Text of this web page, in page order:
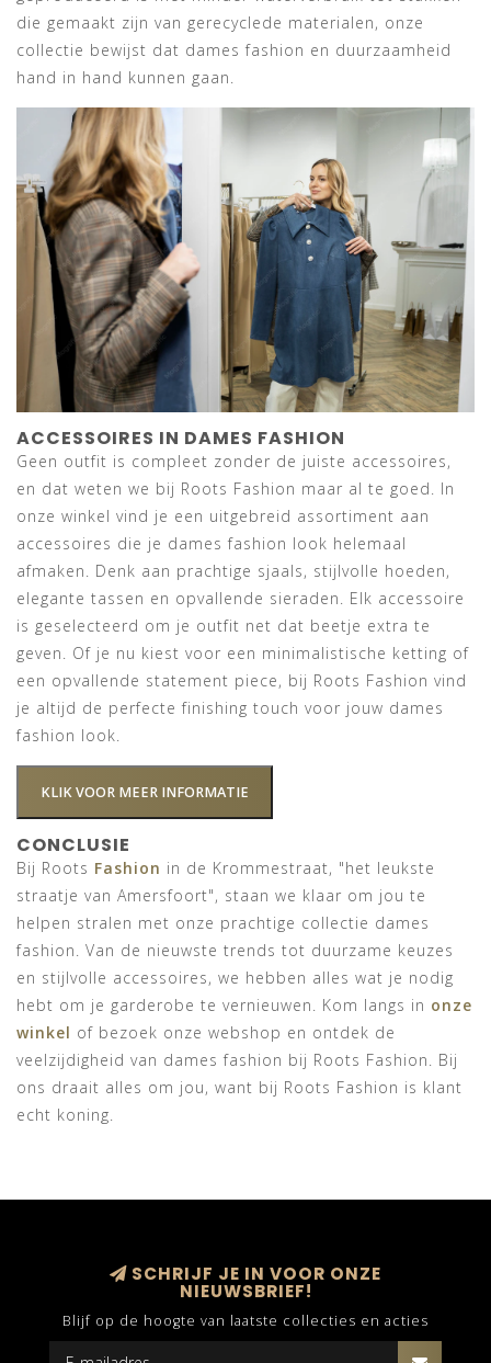
die gemaakt zijn van gerecyclede materialen, onze
collectie bewijst dat dames fashion en duurzaamheid
hand in hand kunnen gaan.
ACCESSOIRES IN DAMES FASHION
Geen outfit is compleet zonder de juiste accessoires,
en dat weten we bij Roots Fashion maar al te goed. In
onze winkel vind je een uitgebreid assortiment aan
accessoires die je dames fashion look helemaal
afmaken. Denk aan prachtige sjaals, stijlvolle hoeden,
elegante tassen en opvallende sieraden. Elk accessoire
is geselecteerd om je outfit net dat beetje extra te
geven. Of je nu kiest voor een minimalistische ketting of
een opvallende statement piece, bij Roots Fashion vind
je altijd de perfecte finishing touch voor jouw dames
fashion look.
KLIK VOOR MEER INFORMATIE
CONCLUSIE
Bij Roots Fashion in de Krommestraat, "het leukste
straatje van Amersfoort", staan we klaar om jou te
helpen stralen met onze prachtige collectie dames
fashion. Van de nieuwste trends tot duurzame keuzes
en stijlvolle accessoires, we hebben alles wat je nodig
hebt om je garderobe te vernieuwen. Kom langs in onze
winkel of bezoek onze webshop en ontdek de
veelzijdigheid van dames fashion bij Roots Fashion. Bij
ons draait alles om jou, want bij Roots Fashion is klant
echt koning.
SCHRIJF JE IN VOOR ONZE
NIEUWSBRIEF!
Blijf op de hoogte van laatste collecties en acties